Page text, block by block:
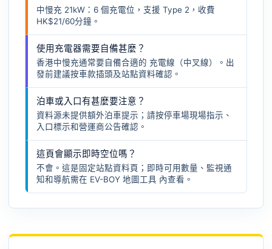
中慢充 21kW：6 個充電位，支援 Type 2，收費
HK$21/60分鐘。
使用充電器需要自備甚麼？
香港中慢充通常要自備合適的 充電線（中叉線）
。出
發前建議按車款插頭及站點資料確認。
泊車或入口有甚麼要注意？
資料源未提供額外泊車提示；請按停車場現場指示、
入口標示和營運商公告確認。
這頁會顯示即時空位嗎？
不會。這是固定站點資料頁；即時可用數量、監視通
知和導航需在 EV-BOY 地圖工具 內查看。